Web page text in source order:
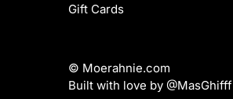
Gift Cards
© Moerahnie.com
Built with love by @MasGhifff